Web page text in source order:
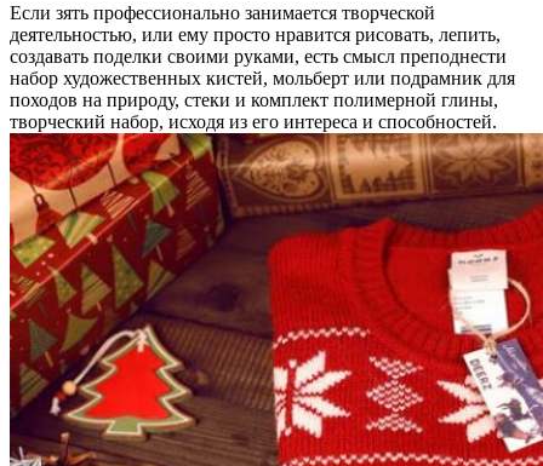
Если зять профессионально занимается творческой
деятельностью, или ему просто нравится рисовать, лепить,
создавать поделки своими руками, есть смысл преподнести
набор художественных кистей, мольберт или подрамник для
походов на природу, стеки и комплект полимерной глины,
творческий набор, исходя из его интереса и способностей.